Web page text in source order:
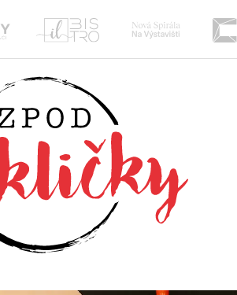
Pankráci
Bistro
Nová
Spirála